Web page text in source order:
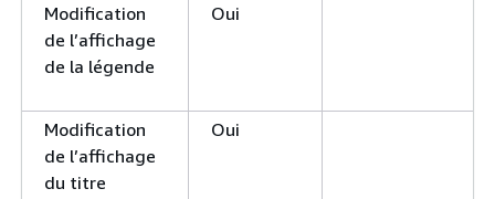
Modification
de l’affichage
de la légende
Oui
Modification
de l’affichage
du titre
Oui